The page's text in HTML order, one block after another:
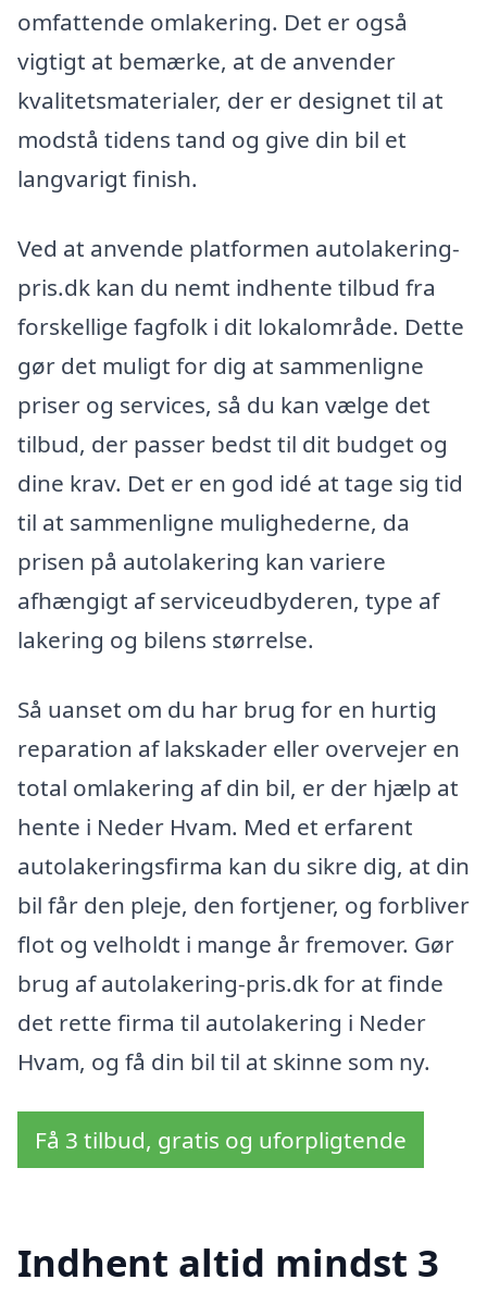
omfattende omlakering. Det er også
vigtigt at bemærke, at de anvender
kvalitetsmaterialer, der er designet til at
modstå tidens tand og give din bil et
langvarigt finish.
Ved at anvende platformen autolakering-
pris.dk kan du nemt indhente tilbud fra
forskellige fagfolk i dit lokalområde. Dette
gør det muligt for dig at sammenligne
priser og services, så du kan vælge det
tilbud, der passer bedst til dit budget og
dine krav. Det er en god idé at tage sig tid
til at sammenligne mulighederne, da
prisen på autolakering kan variere
afhængigt af serviceudbyderen, type af
lakering og bilens størrelse.
Så uanset om du har brug for en hurtig
reparation af lakskader eller overvejer en
total omlakering af din bil, er der hjælp at
hente i Neder Hvam. Med et erfarent
autolakeringsfirma kan du sikre dig, at din
bil får den pleje, den fortjener, og forbliver
flot og velholdt i mange år fremover. Gør
brug af autolakering-pris.dk for at finde
det rette firma til autolakering i Neder
Hvam, og få din bil til at skinne som ny.
Få 3 tilbud, gratis og uforpligtende
Indhent altid mindst 3